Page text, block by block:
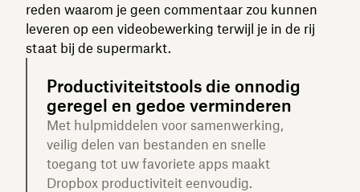
reden waarom je geen commentaar zou kunnen
leveren op een videobewerking terwijl je in de rij
staat bij de supermarkt.
Productiviteitstools die onnodig
geregel en gedoe verminderen
Met hulpmiddelen voor samenwerking,
veilig delen van bestanden en snelle
toegang tot uw favoriete apps maakt
Dropbox productiviteit eenvoudig.